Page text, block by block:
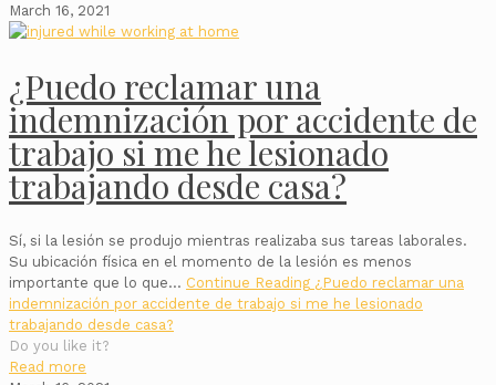
March 16, 2021
¿Puedo reclamar una
indemnización por accidente de
trabajo si me he lesionado
trabajando desde casa?
Sí, si la lesión se produjo mientras realizaba sus tareas laborales.
Su ubicación física en el momento de la lesión es menos
importante que lo que… Continue Reading ¿Puedo reclamar una
indemnización por accidente de trabajo si me he lesionado
trabajando desde casa?
Do you like it?
Read more